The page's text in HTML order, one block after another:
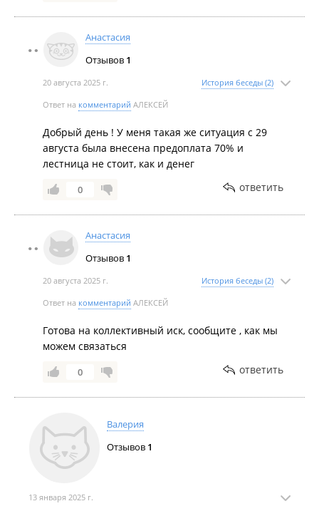
Анастасия
Отзывов 1
20 августа 2025 г. История беседы (2)
Ответ на комментарий АЛЕКСЕЙ
Добрый день ! У меня такая же ситуация с 29
августа была внесена предоплата 70% и
лестница не стоит, как и денег
0 ответить
Анастасия
Отзывов 1
20 августа 2025 г. История беседы (2)
Ответ на комментарий АЛЕКСЕЙ
Готова на коллективный иск, сообщите , как мы
можем связаться
0 ответить
Валерия
Отзывов 1
13 января 2025 г.